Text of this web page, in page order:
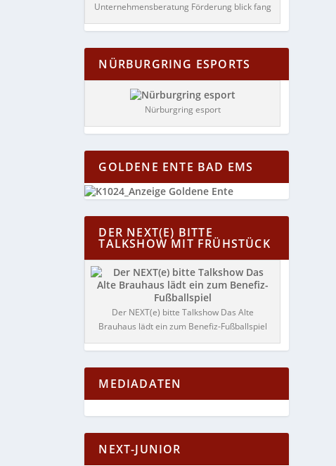
Unternehmensberatung Förderung blick fang
NÜRBURGRING ESPORTS
Nürburgring esport
GOLDENE ENTE BAD EMS
DER NEXT(E) BITTE
TALKSHOW MIT FRÜHSTÜCK
Der NEXT(e) bitte Talkshow Das Alte
Brauhaus lädt ein zum Benefiz-Fußballspiel
MEDIADATEN
NEXT-JUNIOR